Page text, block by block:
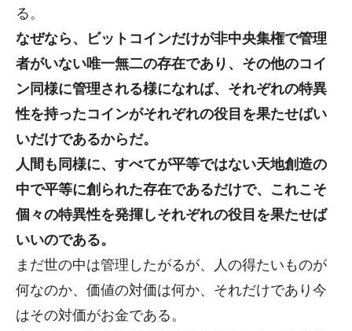
る。
なぜなら、ビットコインだけが非中央集権で管理
者がいない唯一無二の存在であり、その他のコイ
ン同様に管理される様になれば、それぞれの特異
性を持ったコインがそれぞれの役目を果たせばい
いだけであるからだ。
人間も同様に、すべてが平等ではない天地創造の
中で平等に創られた存在であるだけで、これこそ
個々の特異性を発揮しそれぞれの役目を果たせば
いいのである。
まだ世の中は管理したがるが、人の得たいものが
何なのか、価値の対価は何か、それだけであり今
はその対価がお金である。